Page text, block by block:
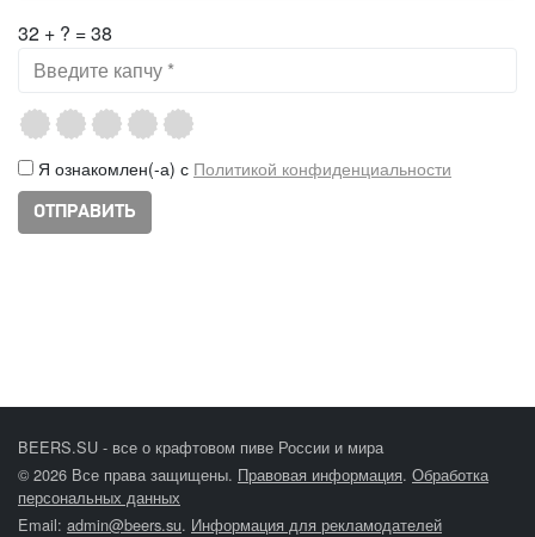
32 + ? = 38
Я ознакомлен(-а) с Политикой конфиденциальности
BEERS.SU - все о крафтовом пиве России и мира
© 2026 Все права защищены. Правовая информация. Обработка
персональных данных
Email: admin@beers.su. Информация для рекламодателей